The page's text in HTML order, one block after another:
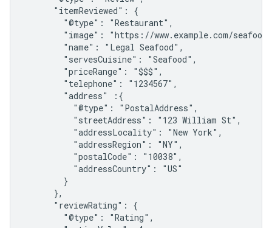
      "itemReviewed": {
        "@type": "Restaurant",
"image": "https://www.example.com/
        "name": "Legal Seafood",
        "servesCuisine": "Seafood",
        "priceRange": "$$$",
        "telephone": "1234567",
        "address" :{
          "@type": "PostalAddress",
          "streetAddress": "123 William St",
          "addressLocality": "New York",
          "addressRegion": "NY",
          "postalCode": "10038",
          "addressCountry": "US"
        }
      },
      "reviewRating": {
        "@type": "Rating",